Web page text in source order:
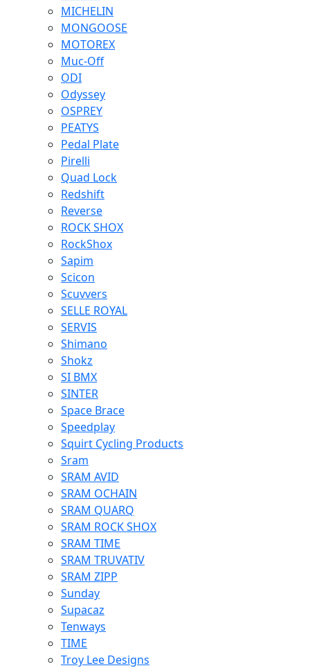
MICHELIN
MONGOOSE
MOTOREX
Muc-Off
ODI
Odyssey
OSPREY
PEATYS
Pedal Plate
Pirelli
Quad Lock
Redshift
Reverse
ROCK SHOX
RockShox
Sapim
Scicon
Scuvvers
SELLE ROYAL
SERVIS
Shimano
Shokz
SI BMX
SINTER
Space Brace
Speedplay
Squirt Cycling Products
Sram
SRAM AVID
SRAM OCHAIN
SRAM QUARQ
SRAM ROCK SHOX
SRAM TIME
SRAM TRUVATIV
SRAM ZIPP
Sunday
Supacaz
Tenways
TIME
Troy Lee Designs